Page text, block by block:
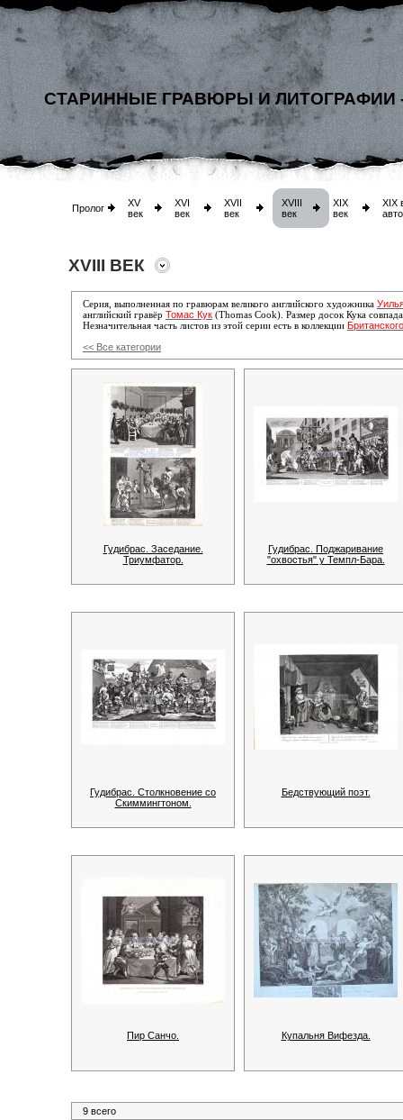
СТАРИННЫЕ ГРАВЮРЫ И ЛИТОГРАФИИ
Пролог
XV
век
XVI
век
XVII
век
XVIII
век
XIX
век
XIX
XVIII ВЕК
Серия, выполненная по гравюрам великого английского художника
английский гравёр Томас Кук (Thomas Cook). Размер досок Кука
Незначительная часть листов из этой серии есть в коллекции
<< Все категории
Гудибрас. Заседание.
Триумфатор.
Гудибрас. Поджаривание
"охвостья" у Темпл-Бара.
Гудибрас. Столкновение со
Скиммингтоном.
Бедствующий поэт.
Пир Санчо. Купальня Вифезда.
9 всего